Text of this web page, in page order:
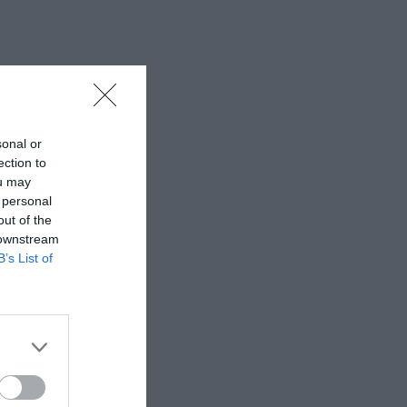
or
to
may
of the
List of